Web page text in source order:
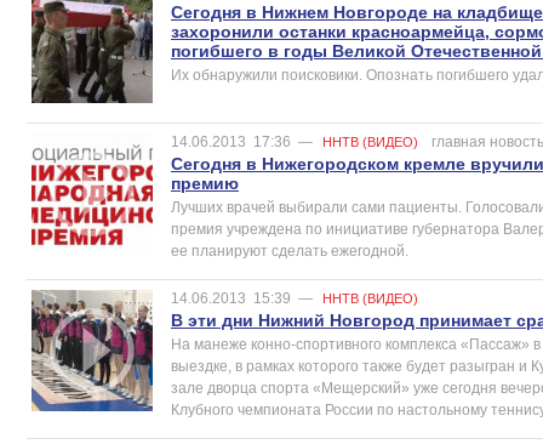
Сегодня в Нижнем Новгороде на
захоронили останки красноармейца,
погибшего в годы Великой
Их обнаружили поисковики. Опознать погибшего
14.06.2013 17:36 — ННТВ (ВИДЕО) главная новость
Сегодня в Нижегородском кремле
премию
Лучших врачей выбирали сами пациенты.
премия учреждена по инициативе губернатора
ее планируют сделать ежегодной.
14.06.2013 15:39 — ННТВ (ВИДЕО)
В эти дни Нижний Новгород принимает
На манеже конно-спортивного комплекса «Пассаж»
выездке, в рамках которого также будет разыгран и
зале дворца спорта «Мещерский» уже сегодня
Клубного чемпионата России по настольному